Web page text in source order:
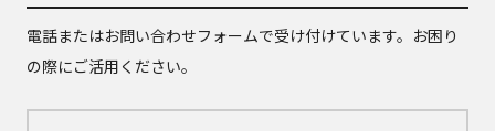
電話またはお問い合わせフォームで受け付けています。お困り
の際にご活用ください。